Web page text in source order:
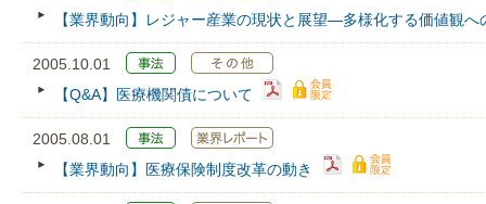
【業界動向】レジャー産業の現状と展望―多様化する価値観
2005.10.01
【Q&A】医療機関債について
2005.08.01
【業界動向】医療保険制度改革の動き